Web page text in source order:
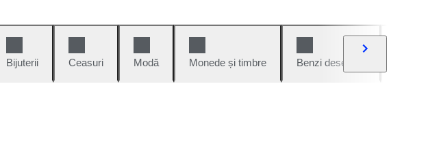
Bijuterii Ceasuri Modă Monede și timbre Benzi desenate